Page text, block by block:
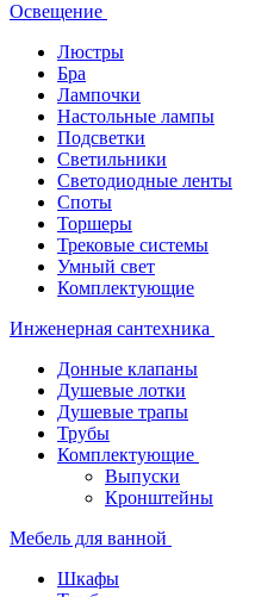
Освещение
Люстры
Бра
Лампочки
Настольные лампы
Подсветки
Светильники
Светодиодные ленты
Споты
Торшеры
Трековые системы
Умный свет
Комплектующие
Инженерная сантехника
Донные клапаны
Душевые лотки
Душевые трапы
Трубы
Комплектующие
Выпуски
Кронштейны
Мебель для ванной
Шкафы